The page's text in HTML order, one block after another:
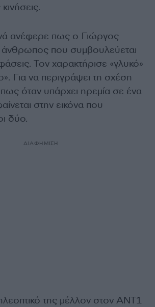
ανέφερε πως ο Γιώργος
άνθρωπος που συμβουλεύεται
Τον χαρακτήρισε «γλυκό»
Για να περιγράψει τη σχέση
όταν υπάρχει ηρεμία σε ένα
στην εικόνα που
δύο.
ΔΙΑΦΗΜΙΣΗ
της μέλλον στον ΑΝΤ1